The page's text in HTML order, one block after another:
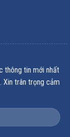
thông tin mới nhất
Xin trân trọng cảm